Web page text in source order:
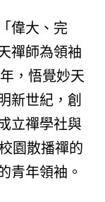
偉大、完
禪師為領袖
，悟覺妙天
新世紀，創
立禪學社與
園散播禪的
青年領袖。